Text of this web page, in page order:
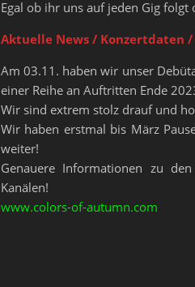
Egal ob ihr uns auf jeden Gig
Aktuelle News / Konzertdaten /
Am 03.11. haben wir unser
einer Reihe an Auftritten Ende
Wir sind extrem stolz drauf und
Wir haben erstmal bis März
weiter!
Genauere Informationen zu
Kanälen!
www.colors-of-autumn.com